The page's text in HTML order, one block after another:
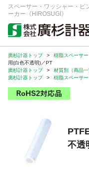
スペーサー・ワッシャー・ピ
ーカー《HIROSUGI》
キーワード 品番/シリーズ
商品カテゴリから探
ジャンルから探す
ログイン
注文・見積りについて
廣杉計器トップ > 樹脂スペーサー
用(白色不透明)／PT
廣杉計器トップ
> 材質別（商品一
廣杉計器トップ
> 樹脂スペーサー
不透